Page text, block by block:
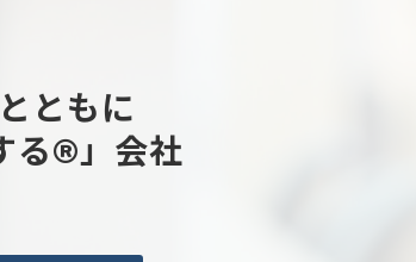
ともに
る®」会社